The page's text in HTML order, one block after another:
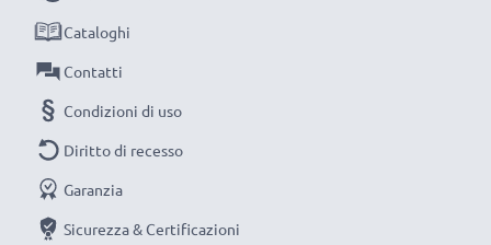
questo caricabatteria intelligente, con schermo
LCD, marcato CELLONIC. Ordina ora, spedizione
rapida e 3 anni di garanzia!
Cataloghi
Contatti
Condizioni di uso
Diritto di recesso
Garanzia
Sicurezza & Certificazioni